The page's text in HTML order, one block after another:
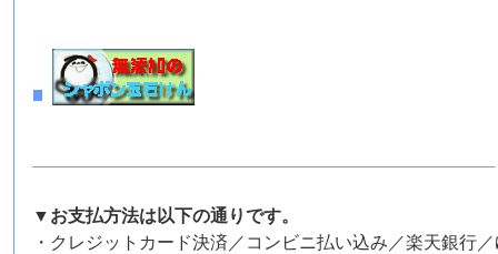
▼お支払方法は以下の通りです。
・クレジットカード決済／コンビニ払い込み／楽天銀行